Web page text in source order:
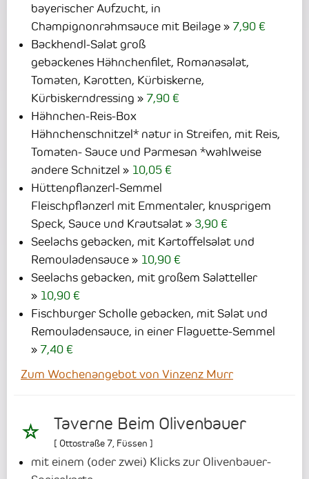
bayerischer Aufzucht, in
Champignonrahmsauce mit Beilage
7,90 €
Backhendl-Salat groß
gebackenes Hähnchenfilet, Romanasalat,
Tomaten, Karotten, Kürbiskerne,
Kürbiskerndressing
7,90 €
Hähnchen-Reis-Box
Hähnchenschnitzel* natur in Streifen, mit Reis,
Tomaten- Sauce und Parmesan *wahlweise
andere Schnitzel
10,05 €
Hüttenpflanzerl-Semmel
Fleischpflanzerl mit Emmentaler, knusprigem
Speck, Sauce und Krautsalat
3,90 €
Seelachs gebacken, mit Kartoffelsalat und
Remouladensauce
10,90 €
Seelachs gebacken, mit großem Salatteller
10,90 €
Fischburger Scholle gebacken, mit Salat und
Remouladensauce, in einer Flaguette-Semmel
7,40 €
Zum Wochenangebot von Vinzenz Murr
Taverne Beim Olivenbauer
[ Ottostraße 7 Füssen ]
mit einem (oder zwei) Klicks zur Olivenbauer-